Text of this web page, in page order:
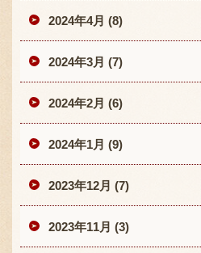
2024年4月 (8)
2024年3月 (7)
2024年2月 (6)
2024年1月 (9)
2023年12月 (7)
2023年11月 (3)